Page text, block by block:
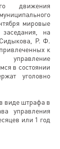
движения
мировые
на
Р. Ф.
к
управление
в состоянии
уголовно
виде штрафа в
управления
или 1 год